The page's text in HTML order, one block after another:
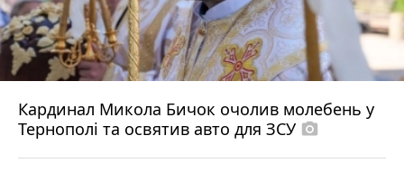
Кардинал Микола Бичок очолив молебень у
Тернополі та освятив авто для ЗСУ photo_camera